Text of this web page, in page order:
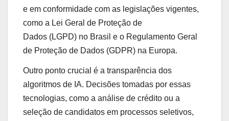
e em conformidade com as legislações vigentes,
como a Lei Geral de Proteção de
Dados (LGPD) no Brasil e o Regulamento Geral
de Proteção de Dados (GDPR) na Europa.
Outro ponto crucial é a transparência dos
algoritmos de IA. Decisões tomadas por essas
tecnologias, como a análise de crédito ou a
seleção de candidatos em processos seletivos,